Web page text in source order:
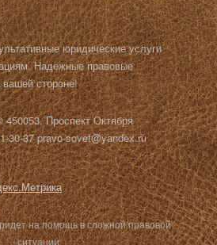
юридические услуги
Надежные правовые
стороне!
Проспект Октября
30-37 pravo-sovet@yandex.ru
на помощь в сложной правовой
ситуации.